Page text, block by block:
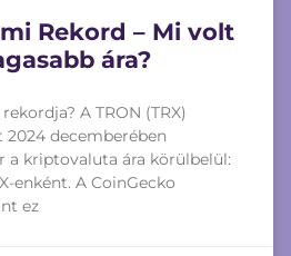
Rekord – Mi volt
ára?
A TRON (TRX)
decemberében
a kriptovaluta ára körülbelül:
enként. A CoinGecko
ez